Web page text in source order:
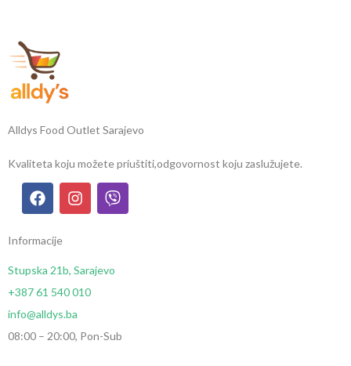
Alldys Food Outlet Sarajevo
Kvaliteta koju možete priuštiti,odgovornost koju zaslužujete.
Informacije
Stupska 21b, Sarajevo
+387 61 540 010
info@alldys.ba
08:00 – 20:00, Pon-Sub